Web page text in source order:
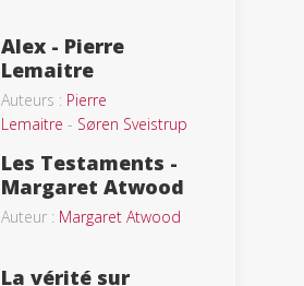
Alex - Pierre
Lemaitre
Auteurs : Pierre
Lemaitre - Søren Sveistrup
Les Testaments -
Margaret Atwood
Auteur : Margaret Atwood
La vérité sur